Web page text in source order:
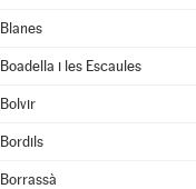
Blanes
Boadella i les Escaules
Bolvir
Bordils
Borrassà